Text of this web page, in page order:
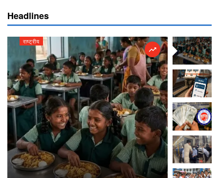
Headlines
राष्ट्रीय राष्ट्रीय